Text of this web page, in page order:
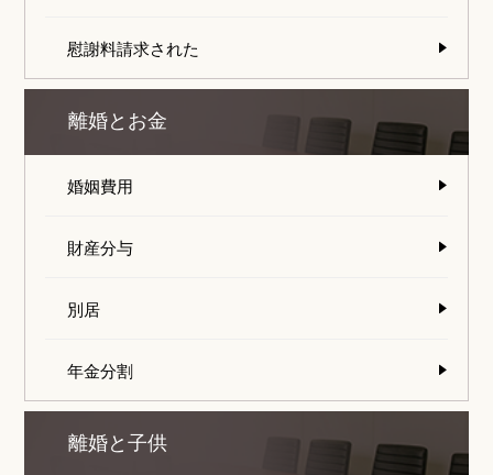
慰謝料請求された
離婚とお金
婚姻費用
財産分与
別居
年金分割
離婚と子供